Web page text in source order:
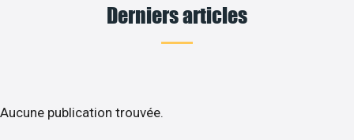
Derniers articles
Aucune publication trouvée.